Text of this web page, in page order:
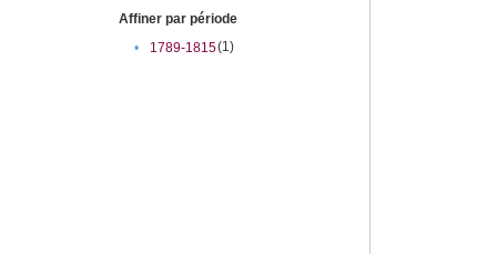
Affiner par période
•
1789-1815(1)